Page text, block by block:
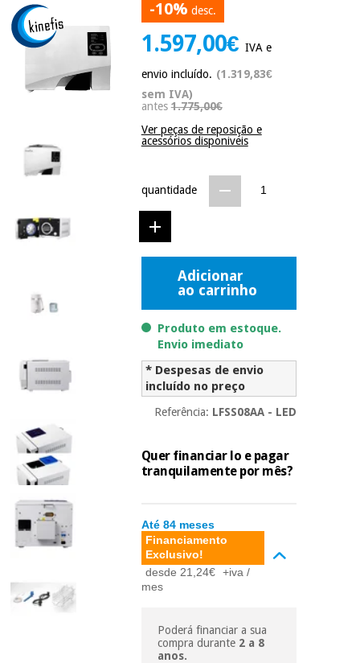
Novidades
Academy
Aluguer
Medicina
tradicional
Gabinetes
terapêuticos
proteção
essencial
Aerobic,
Desportos
Vestuário
sanitário
Veterinária
Ortopedia
Instrumental
cirúrgico
(liquidação)
Academy
Fisaude
Material
médico
chinesa
essencial
para
coronavirus
Aerobic,
fitness e
pilates
Desportos
e jogos
Vestuário
-10% desc.
1.597,00€ IVA e
envio incluído. (1.319,83€
sem IVA)
antes1.775,00€
Ver peças de reposição e
acessórios disponiveis
quantidade
Adicionar
ao carrinho
Produto em estoque.
Envio imediato
* Despesas de envio
incluído no preço
Referência: LFSS08AA - LED
Quer financiar lo e pagar
tranquilamente por mês?
Até 84 meses
Financiamento
Exclusivo!
desde 21,24€ +iva /
mes
Poderá financiar a sua
compra durante 2 a 8
anos.